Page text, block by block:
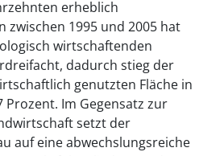
erheblich
zwischen 1995 und 2005 hat
wirtschaftenden
dadurch stieg der
genutzten Fläche in
Prozent. Im Gegensatz zur
setzt der
auf eine abwechslungsreiche